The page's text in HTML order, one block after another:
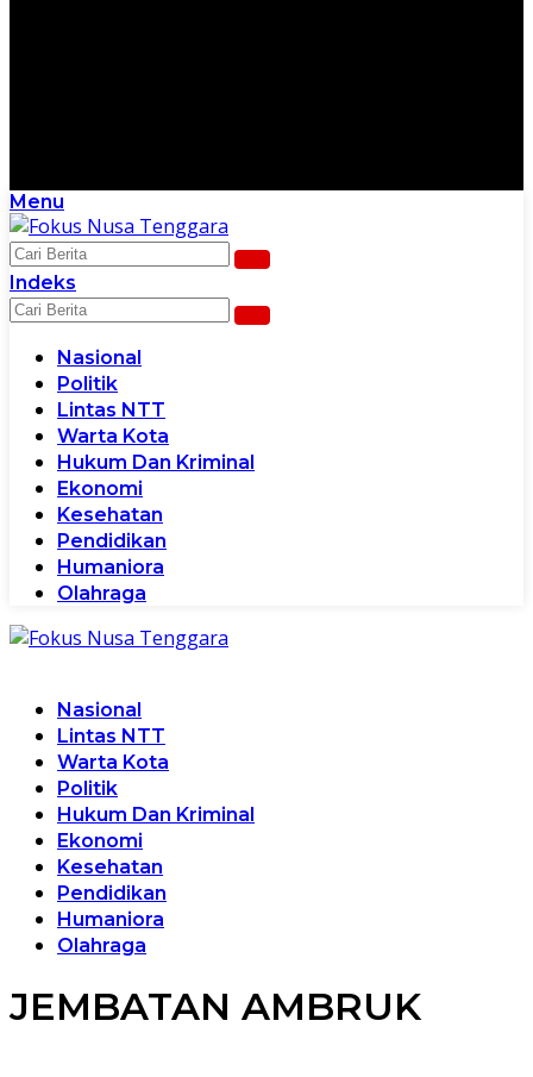
Menu
Indeks
Nasional
Politik
Lintas NTT
Warta Kota
Hukum Dan Kriminal
Ekonomi
Kesehatan
Pendidikan
Humaniora
Olahraga
Nasional
Lintas NTT
Warta Kota
Politik
Hukum Dan Kriminal
Ekonomi
Kesehatan
Pendidikan
Humaniora
Olahraga
JEMBATAN AMBRUK